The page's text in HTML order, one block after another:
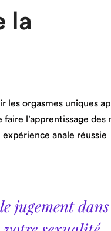
la
les orgasmes uniques
l’apprentissage des
anale
jugement dans